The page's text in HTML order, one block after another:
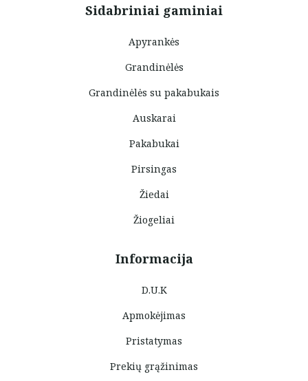
Sidabriniai gaminiai
Apyrankės
Grandinėlės
Grandinėlės su pakabukais
Auskarai
Pakabukai
Pirsingas
Žiedai
Žiogeliai
Informacija
D.U.K
Apmokėjimas
Pristatymas
Prekių grąžinimas